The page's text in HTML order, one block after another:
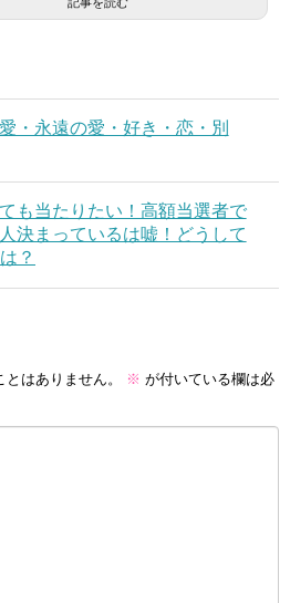
・永遠の愛・好き・恋・別
も当たりたい！高額当選者で
決まっているは嘘！どうして
？
はありません。 ※ が付いている欄は必